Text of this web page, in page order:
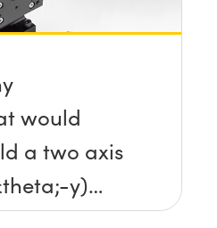
would
a two axis
y)
any screws